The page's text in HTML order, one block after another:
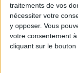
traitements de vos
nécessiter votre
y opposer. Vous
votre consentement
cliquant sur le
Service-
Les équipes
Communauté
chaque